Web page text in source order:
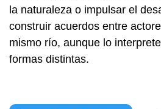
la naturaleza o impulsar el
construir acuerdos entre
mismo río, aunque lo
formas distintas.